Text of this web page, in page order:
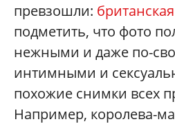
превзошли:
подметить, что фото
нежными и даже по-
интимными и
похожие снимки всех
Например, королева-